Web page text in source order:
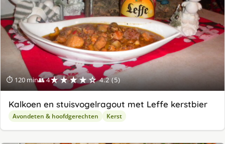
⏱ 120 min👥 4★★★★☆ 4.2 (5)
Kalkoen en stuisvogelragout met Leffe kerstbier
Avondeten & hoofdgerechten Kerst